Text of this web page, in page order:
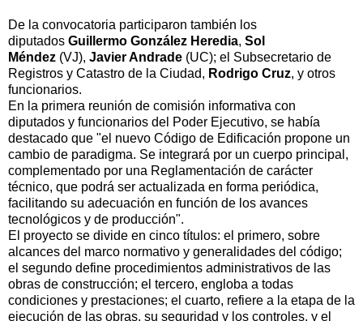
De la convocatoria participaron también los
diputados Guillermo González Heredia, Sol
Méndez (VJ), Javier Andrade (UC); el Subsecretario de
Registros y Catastro de la Ciudad, Rodrigo Cruz, y otros
funcionarios.
En la primera reunión de comisión informativa con
diputados y funcionarios del Poder Ejecutivo, se había
destacado que "el nuevo Código de Edificación propone un
cambio de paradigma. Se integrará por un cuerpo principal,
complementado por una Reglamentación de carácter
técnico, que podrá ser actualizada en forma periódica,
facilitando su adecuación en función de los avances
tecnológicos y de producción".
El proyecto se divide en cinco títulos: el primero, sobre
alcances del marco normativo y generalidades del código;
el segundo define procedimientos administrativos de las
obras de construcción; el tercero, engloba a todas
condiciones y prestaciones; el cuarto, refiere a la etapa de la
ejecución de las obras, su seguridad y los controles, y el